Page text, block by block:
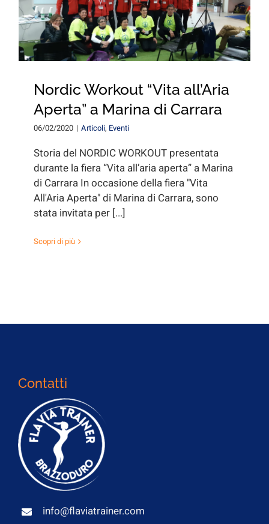
for:
Nordic Workout “Vita all’Aria
Aperta” a Marina di Carrara
06/02/2020 | Articoli, Eventi
Storia del NORDIC WORKOUT presentata
durante la fiera “Vita all’aria aperta” a Marina
di Carrara In occasione della fiera "Vita
All'Aria Aperta" di Marina di Carrara, sono
stata invitata per [...]
Scopri di più
Contatti
info@flaviatrainer.com